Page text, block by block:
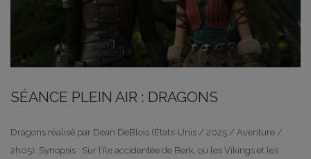
SÉANCE PLEIN AIR : DRAGONS
Dragons réalisé par Dean DeBlois (États-Unis / 2025 / Aventure /
2h05). Synopsis : Sur l’île accidentée de Berk, où les Vikings et les